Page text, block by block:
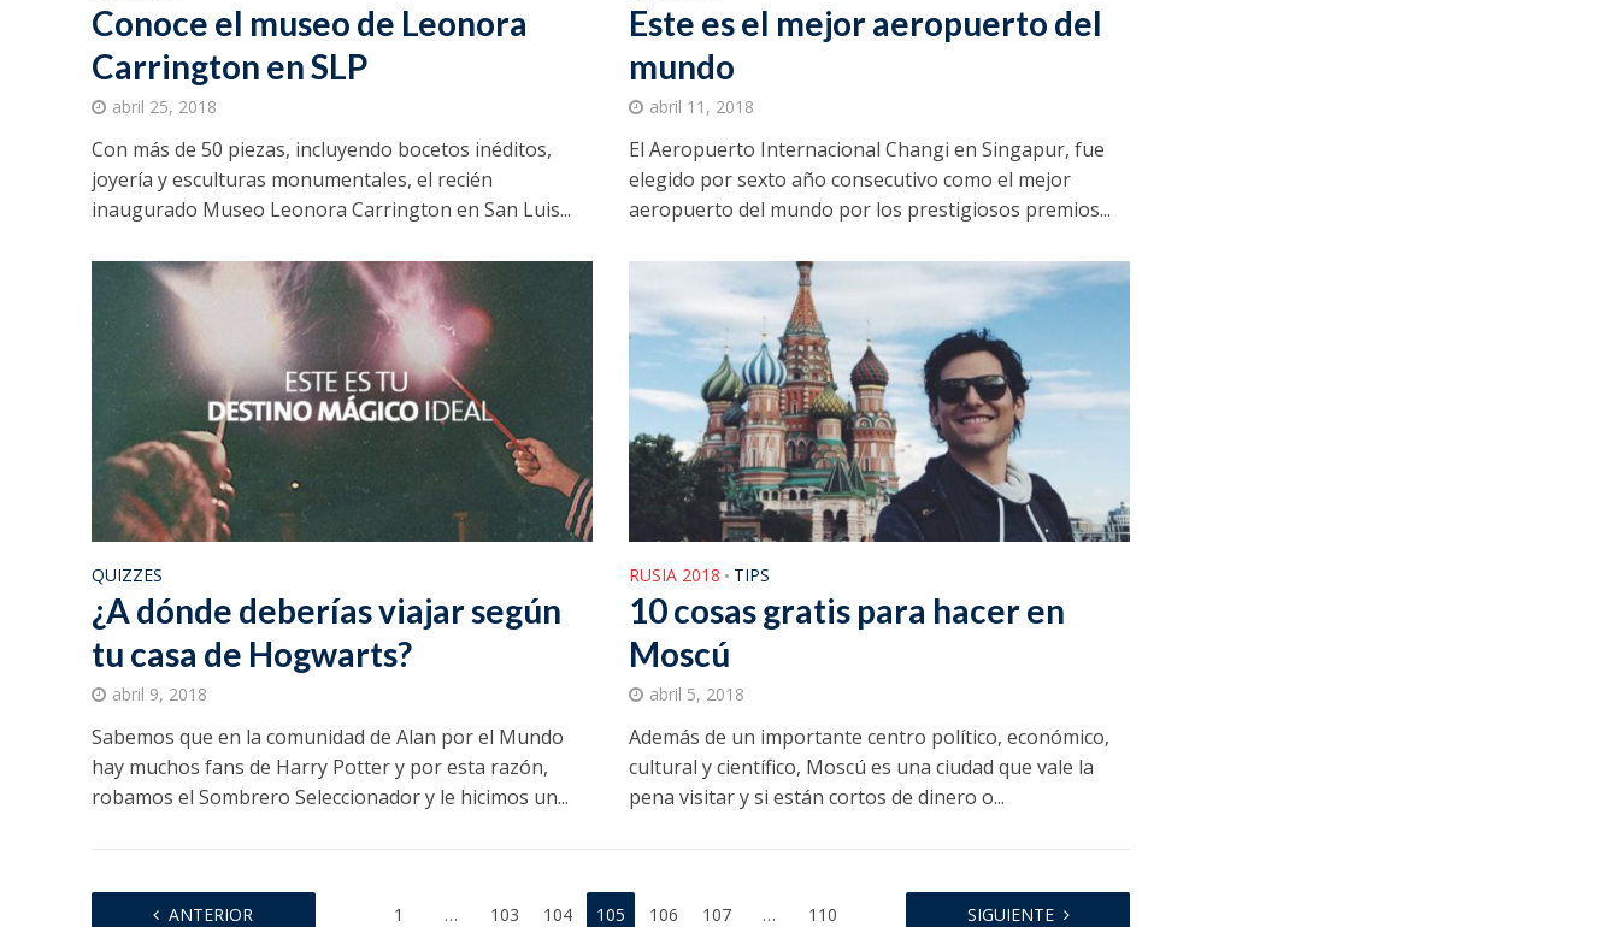
Conoce el museo de Leonora
Carrington en SLP
abril 25, 2018
Con más de 50 piezas, incluyendo bocetos inéditos,
joyería y esculturas monumentales, el recién
inaugurado Museo Leonora Carrington en San Luis...
Este es el mejor aeropuerto del
mundo
abril 11, 2018
El Aeropuerto Internacional Changi en Singapur, fue
elegido por sexto año consecutivo como el mejor
aeropuerto del mundo por los prestigiosos premios...
QUIZZES
¿A dónde deberías viajar según
tu casa de Hogwarts?
abril 9, 2018
Sabemos que en la comunidad de Alan por el Mundo
hay muchos fans de Harry Potter y por esta razón,
robamos el Sombrero Seleccionador y le hicimos un...
RUSIA 2018 • TIPS
10 cosas gratis para hacer en
Moscú
abril 5, 2018
Además de un importante centro político, económico,
cultural y científico, Moscú es una ciudad que vale la
pena visitar y si están cortos de dinero o...
ANTERIOR 1 … 103 104 105 106 107 … 110 SIGUIENTE